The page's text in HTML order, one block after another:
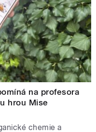
na profesora
hrou Mise
chemie a